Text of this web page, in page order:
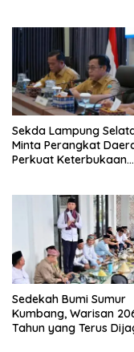
Sekda Lampung
Minta Perangkat
Perkuat Keterbukaan
Sedekah Bumi Sumur
Kumbang, Warisan
Tahun yang Terus